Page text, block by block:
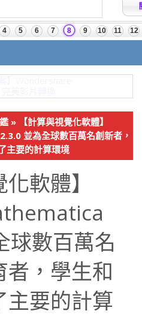
»
【計算與視覺化軟體】
並為全球數百萬名創新者，
主要的計算環境
軟體】
球數百萬名
者，學生和
主要的計算